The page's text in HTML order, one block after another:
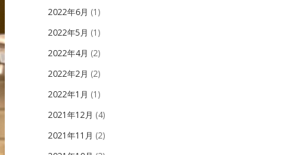
2022年6月 (1)
2022年5月 (1)
2022年4月 (2)
2022年2月 (2)
2022年1月 (1)
2021年12月 (4)
2021年11月 (2)